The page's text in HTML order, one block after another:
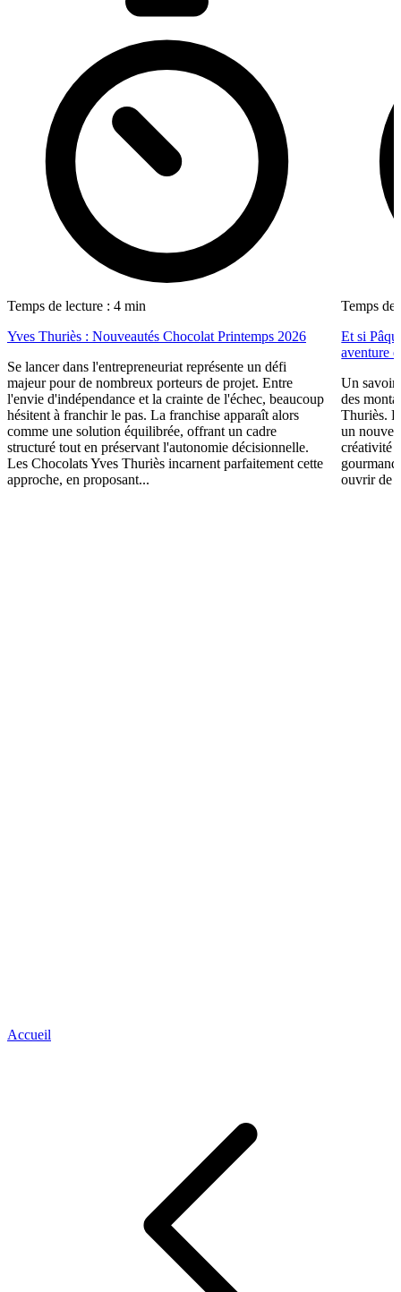
Temps de lecture : 4 min
Yves Thuriès : Nouveautés Chocolat Printemps 2026
Se lancer dans l'entrepreneuriat représente un défi
majeur pour de nombreux porteurs de projet. Entre
l'envie d'indépendance et la crainte de l'échec, beaucoup
hésitent à franchir le pas. La franchise apparaît alors
comme une solution équilibrée, offrant un cadre
structuré tout en préservant l'autonomie décisionnelle.
Les Chocolats Yves Thuriès incarnent parfaitement cette
approche, en proposant...
Temps de
Et si
aventure
Un
des
Thuriès.
un
créativité
ouvrir de
Accueil